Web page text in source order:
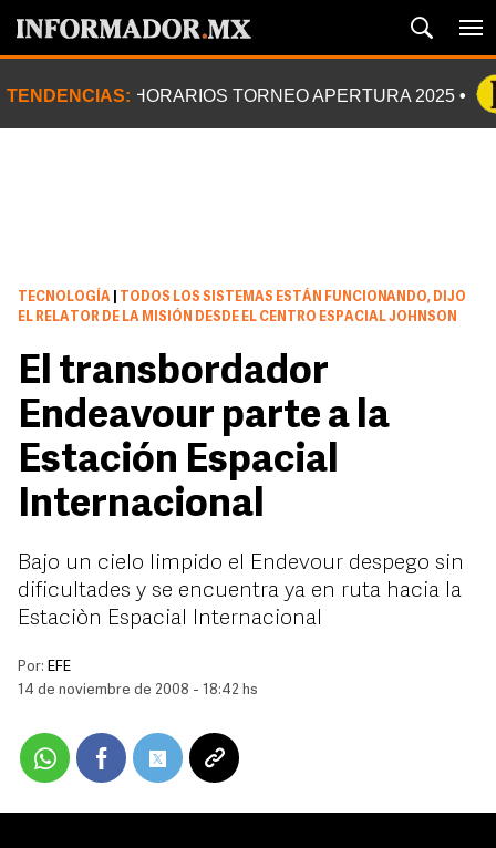
TENDENCIAS: HORARIOS TORNEO APERTURA 2025
TECNOLOGÍA
TODOS LOS SISTEMAS ESTÁN FUNCIONANDO, DIJO
EL RELATOR DE LA MISIÓN DESDE EL CENTRO ESPACIAL JOHNSON
El transbordador
Endeavour parte a la
Estación Espacial
Internacional
Bajo un cielo limpido el Endevour despego sin
dificultades y se encuentra ya en ruta hacia la
Estaciòn Espacial Internacional
Por: EFE
14 de noviembre de 2008 - 18:42 hs